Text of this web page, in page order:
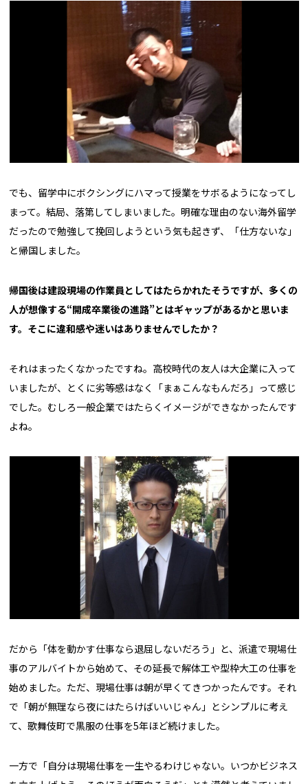
でも、留学中にボクシングにハマって授業をサボるようになってし
まって。結局、落第してしまいました。明確な理由のない海外留学
だったので勉強して挽回しようという気も起きず、「仕方ないな」
と帰国しました。
――帰国後は建設現場の作業員としてはたらかれたそうですが、多くの
人が想像する“開成卒業後の進路”とはギャップがあるかと思いま
す。そこに違和感や迷いはありませんでしたか？
それはまったくなかったですね。高校時代の友人は大企業に入って
いましたが、とくに劣等感はなく「まぁこんなもんだろ」って感じ
でした。むしろ一般企業ではたらくイメージができなかったんです
よね。
だから「体を動かす仕事なら退屈しないだろう」と、派遣で現場仕
事のアルバイトから始めて、その延長で解体工や型枠大工の仕事を
始めました。ただ、現場仕事は朝が早くてきつかったんです。それ
で「朝が無理なら夜にはたらけばいいじゃん」とシンプルに考え
て、歌舞伎町で黒服の仕事を5年ほど続けました。
一方で「自分は現場仕事を一生やるわけじゃない。いつかビジネス